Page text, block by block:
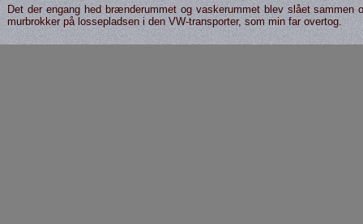
Det der engang hed brænderummet og vaskerummet blev slået
murbrokker på lossepladsen i den VW-transporter, som min far overtog.